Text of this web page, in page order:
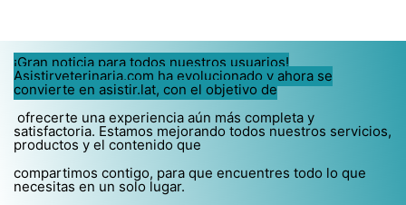
¡Gran noticia para todos nuestros usuarios!
Asistirveterinaria.com ha evolucionado y ahora se
convierte en asistir.lat, con el objetivo de
ofrecerte una experiencia aún más completa y
satisfactoria. Estamos mejorando todos nuestros servicios,
productos y el contenido que
compartimos contigo, para que encuentres todo lo que
necesitas en un solo lugar.​